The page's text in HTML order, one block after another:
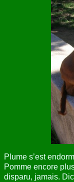
Plume s’est
Pomme encore
disparu, jamais.